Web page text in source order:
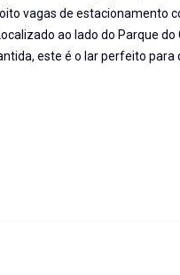
vagas de estacionamento
ao lado do Parque
este é o lar perfeito para